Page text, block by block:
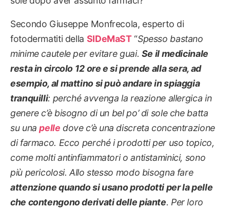
Secondo Giuseppe Monfrecola, esperto di
fotodermatiti della SIDeMaST “Spesso bastano
minime cautele per evitare guai. Se il medicinale
resta in circolo 12 ore e si prende alla sera, ad
esempio, al mattino si può andare in spiaggia
tranquilli: perché avvenga la reazione allergica in
genere c’è bisogno di un bel po’ di sole che batta
su unapelle dove c’è una discreta concentrazione
di farmaco. Ecco perché i prodotti per uso topico,
come molti antinfiammatori o antistaminici, sono
più pericolosi. Allo stesso modo bisogna fare
attenzione quando si usano prodotti per la pelle
che contengono derivati delle piante. Per loro